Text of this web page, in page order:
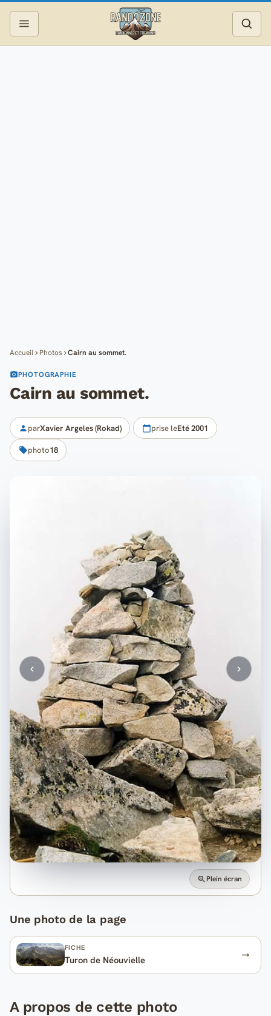
Accueil Photos Cairn au sommet.
PHOTOGRAPHIE
Cairn au sommet.
parXavier Argeles (Rokad) prise leEté 2001
photo18
Plein écran
Une photo de la page
FICHE
Turon de Néouvielle
A propos de cette photo